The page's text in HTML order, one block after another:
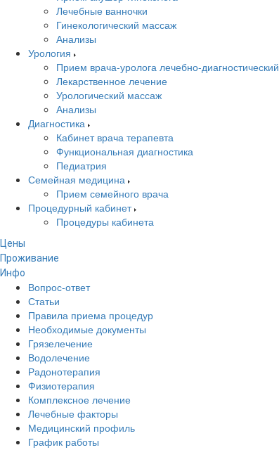
Лечебные ванночки
Гинекологический массаж
Анализы
Урология
Прием врача-уролога лечебно-диагностический
Лекарственное лечение
Урологический массаж
Анализы
Диагностика
Кабинет врача терапевта
Функциональная диагностика
Педиатрия
Семейная медицина
Прием семейного врача
Процедурный кабинет
Процедуры кабинета
Цены
Проживание
Инфо
Вопрос-ответ
Статьи
Правила приема процедур
Необходимые документы
Грязелечение
Водолечение
Радонотерапия
Физиотерапия
Комплексное лечение
Лечебные факторы
Медицинский профиль
График работы